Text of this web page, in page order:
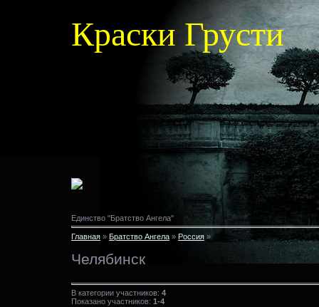
Краски Грусти
Единство "Братство Ангела"
Главная » Братство Ангела » Россия »
Челябинск
В категории участников: 4
Показано участников: 1-4